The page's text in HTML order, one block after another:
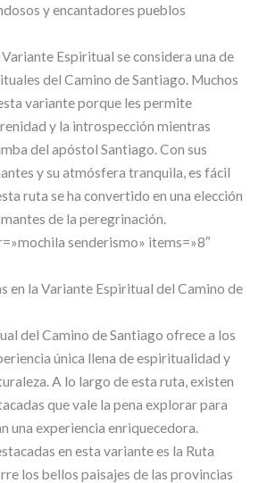
y encantadores pueblos
Espiritual se considera una de
del Camino de Santiago. Muchos
variante porque les permite
y la introspección mientras
del apóstol Santiago. Con sus
y su atmósfera tranquila, es fácil
ruta se ha convertido en una elección
de la peregrinación.
senderismo» items=»8″
en la Variante Espiritual del Camino de
del Camino de Santiago ofrece a los
única llena de espiritualidad y
A lo largo de esta ruta, existen
que vale la pena explorar para
una experiencia enriquecedora.
en esta variante es la Ruta
los bellos paisajes de las provincias